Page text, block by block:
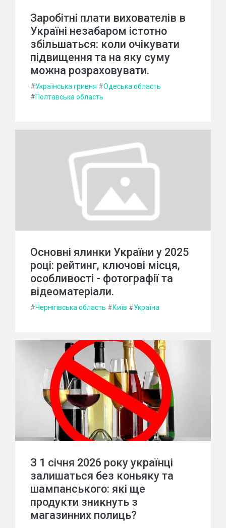
Заробітні плати вихователів в
Україні незабаром істотно
збільшаться: коли очікувати
підвищення та на яку суму
можна розраховувати.
#Українська гривня #Одеська область
#Полтавська область
Основні ялинки України у 2025
році: рейтинг, ключові місця,
особливості - фотографії та
відеоматеріали.
#Чернігівська область #Київ #Україна
З 1 січня 2026 року українці
залишаться без коньяку та
шампанського: які ще
продукти зникнуть з
магазинних полиць?